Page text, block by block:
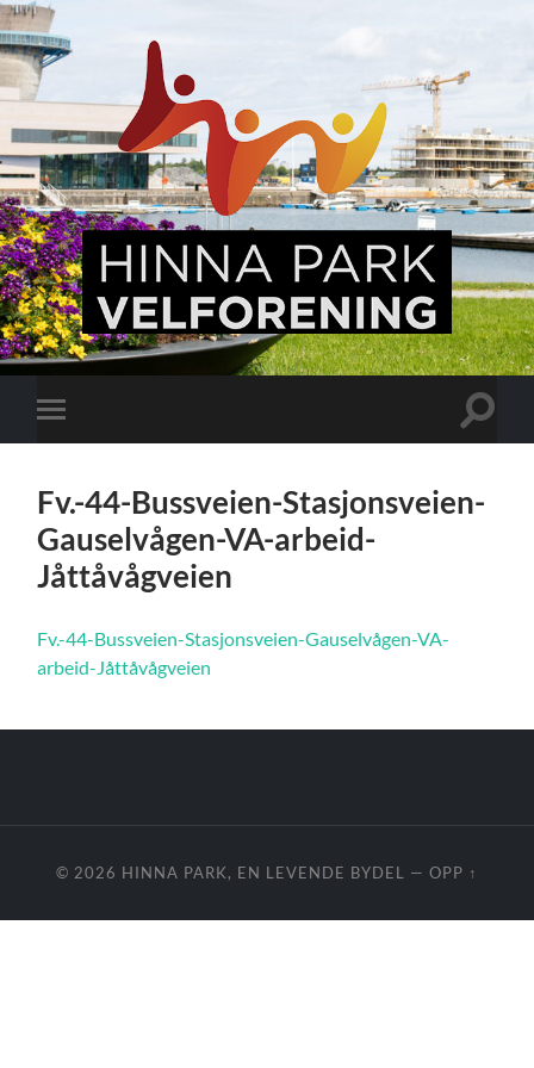
Hinna
Park,
en
Veksle
mobilmeny
Veksle
Fv.-44-Bussveien-Stasjonsveien-
Gauselvågen-VA-arbeid-
Jåttåvågveien
Fv.-44-Bussveien-Stasjonsveien-Gauselvågen-VA-
arbeid-Jåttåvågveien
© 2026 HINNA PARK, EN LEVENDE BYDEL — OPP ↑